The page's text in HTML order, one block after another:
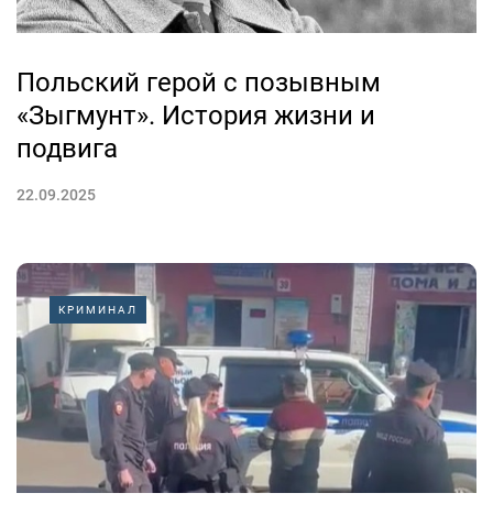
Польский герой с позывным
«Зыгмунт». История жизни и
подвига
22.09.2025
КРИМИНАЛ